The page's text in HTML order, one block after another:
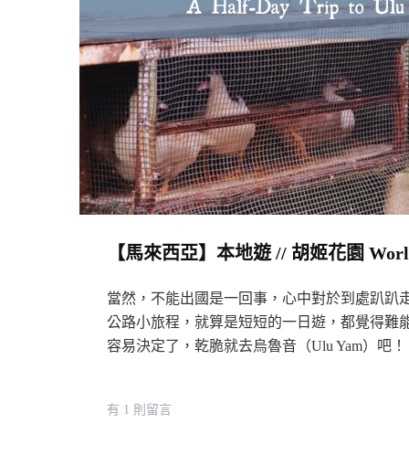
【馬來西亞】本地遊 // 胡姬花園
當然，不能出國是一回事，心中對於到處趴趴
公路小旅程，就算是短短的一日遊，都覺得難
容易決定了，乾脆就去烏魯音（Ulu Yam）吧！
在
有 1 則留言